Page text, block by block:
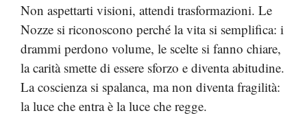
Non aspettarti visioni, attendi trasformazioni. Le
Nozze si riconoscono perché la vita si semplifica: i
drammi perdono volume, le scelte si fanno chiare,
la carità smette di essere sforzo e diventa abitudine.
La coscienza si spalanca, ma non diventa fragilità:
la luce che entra è la luce che regge.